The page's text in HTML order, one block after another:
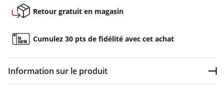
Retour gratuit en magasin
Cumulez 30 pts de fidélité avec cet achat
Information sur le produit